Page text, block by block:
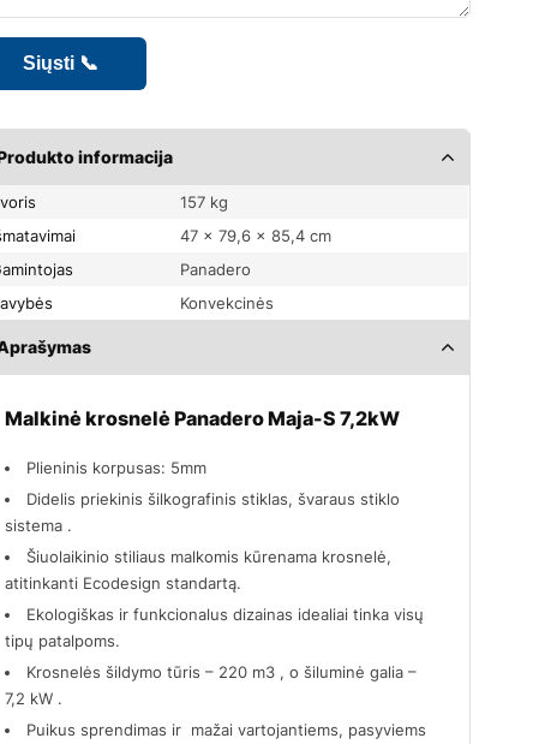
informacija
Svoris
157 kg
47 × 79,6 × 85,4 cm
Gamintojas
Panadero
Savybės
Konvekcinės
Malkinė krosnelė Panadero Maja-S 7,2kW
Plieninis korpusas: 5mm
Didelis priekinis šilkografinis stiklas, švaraus stiklo
sistema .
Šiuolaikinio stiliaus malkomis kūrenama krosnelė,
atitinkanti Ecodesign standartą.
Ekologiškas ir funkcionalus dizainas idealiai tinka visų
tipų patalpoms.
Krosnelės šildymo tūris – 220 m3 , o šiluminė galia –
7,2 kW .
Puikus sprendimas ir mažai vartojantiems, pasyviems